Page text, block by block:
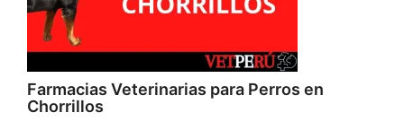
Farmacias Veterinarias para Perros en
Chorrillos